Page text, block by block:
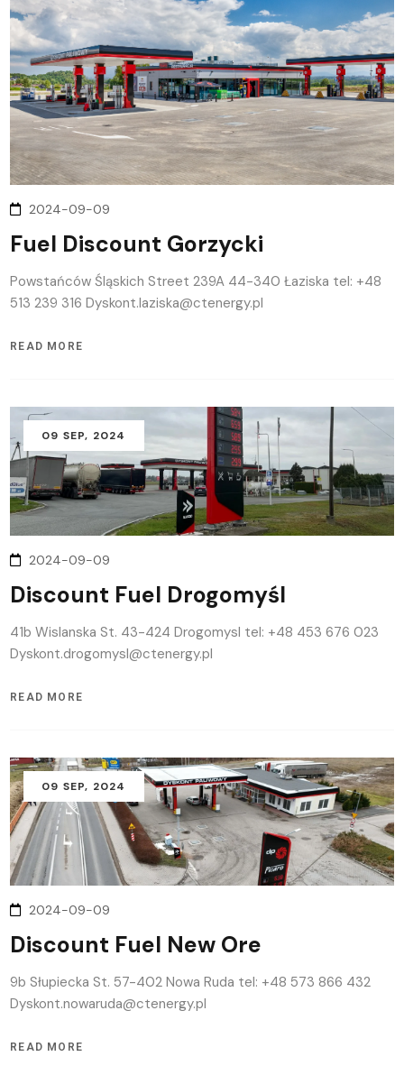
2024-09-09
Fuel Discount Gorzycki
Powstańców Śląskich Street 239A 44-340 Łaziska tel: +48
513 239 316 Dyskont.laziska@ctenergy.pl
READ MORE
09 SEP, 2024
2024-09-09
Discount Fuel Drogomyśl
41b Wislanska St. 43-424 Drogomysl tel: +48 453 676 023
Dyskont.drogomysl@ctenergy.pl
READ MORE
09 SEP, 2024
2024-09-09
Discount Fuel New Ore
9b Słupiecka St. 57-402 Nowa Ruda tel: +48 573 866 432
Dyskont.nowaruda@ctenergy.pl
READ MORE